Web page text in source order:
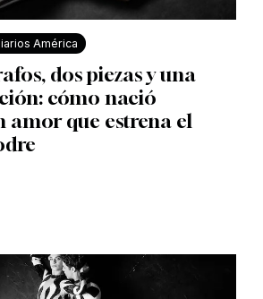
América
dos piezas y una
cómo nació
amor que estrena el